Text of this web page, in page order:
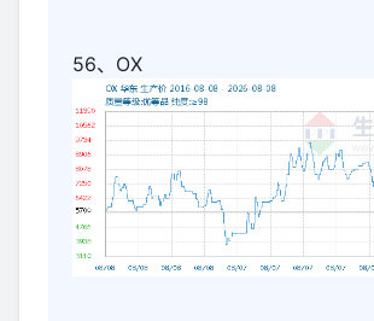
56、OX